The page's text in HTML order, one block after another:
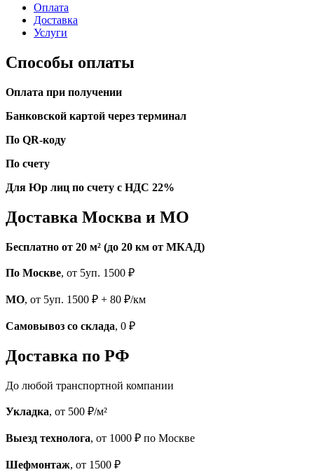
Оплата
Доставка
Услуги
Способы оплаты
Оплата при получении
Банковской картой через терминал
По QR-коду
По счету
Для Юр лиц по счету с НДС 22%
Доставка Москва и МО
Бесплатно от 20 м² (до 20 км от МКАД)
По Москве, от 5уп. 1500 ₽
МО, от 5уп. 1500 ₽ + 80 ₽/км
Самовывоз со склада, 0 ₽
Доставка по РФ
До любой транспортной компании
Укладка, от 500 ₽/м²
Выезд технолога, от 1000 ₽ по Москве
Шефмонтаж, от 1500 ₽